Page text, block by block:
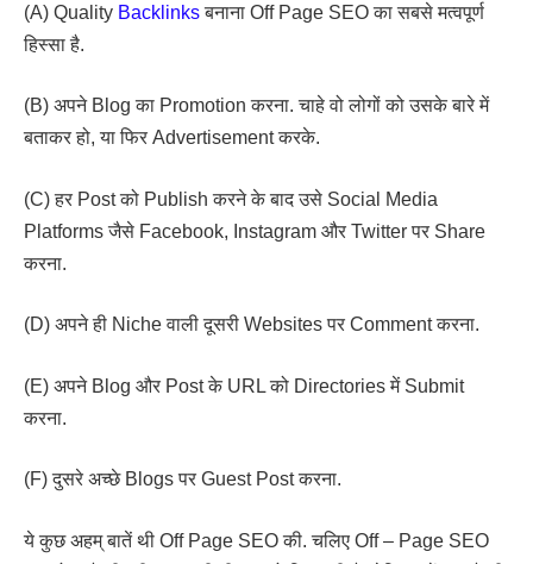
(A) Quality Backlinksबनाना Off Page SEO का सबसे मत्वपूर्ण
हिस्सा है.
(B) अपने Blog का Promotion करना. चाहे वो लोगों को उसके बारे में
बताकर हो, या फिर Advertisement करके.
(C) हर Post को Publish करने के बाद उसे Social Media
Platforms जैसे Facebook, Instagram और Twitter पर Share
करना.
(D) अपने ही Niche वाली दूसरी Websites पर Comment करना.
(E) अपने Blog और Post के URL को Directories में Submit
करना.
(F) दुसरे अच्छे Blogs पर Guest Post करना.
ये कुछ अहम् बातें थी Off Page SEO की. चलिए Off – Page SEO